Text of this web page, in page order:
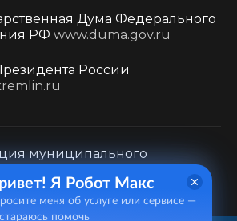
Дума Федерального
РФ www.duma.gov.ru
России
муниципального
округа «Город
сайта
Я Робот Макс
меня об услуге или сервисе —
помочь